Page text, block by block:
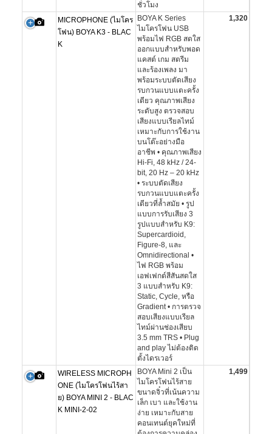
ชั่วโมง
MICROPHONE (ไมโคร
โฟน) BOYA K3 - BLAC
K
BOYA K Series
ไมโครโฟน USB
พร้อมไฟ RGB สดใส
ออกแบบสำหรับพอด
แคสต์ เกม สตรีม
และร้องเพลง มา
พร้อมระบบตัดเสียง
รบกวนแบบแตะครั้ง
เดียว คุณภาพเสียง
ระดับสูง ตรวจสอบ
เสียงแบบเรียลไทม์
เหมาะกับการใช้งาน
บนโต๊ะอย่างมือ
อาชีพ • คุณภาพเสียง
Hi-Fi, 48 kHz / 24-
bit, 20 Hz – 20 kHz
• ระบบตัดเสียง
รบกวนแบบแตะครั้ง
เดียวที่ล้ำสมัย • รูป
แบบการรับเสียง 3
รูปแบบสำหรับ K9:
Supercardioid,
Figure-8, และ
Omnidirectional •
ไฟ RGB พร้อม
เอฟเฟกต์สีสันสดใส
3 แบบสำหรับ K9:
Static, Cycle, หรือ
Gradient • การตรวจ
สอบเสียงแบบเรียล
ไทม์ผ่านช่องเสียบ
3.5 mm TRS • Plug
and play ไม่ต้องติด
ตั้งไดรเวอร์
1,320
WIRELESS MICROPH
ONE (ไมโครโฟนไร้สา
ย) BOYA MINI 2 - BLAC
K MINI-2-02
BOYA Mini 2 เป็น
ไมโครโฟนไร้สาย
ขนาดจิ๋วที่เน้นความ
เล็ก เบา และใช้งาน
ง่าย เหมาะกับสาย
คอนเทนต์ยุคใหม่ที่
1,499